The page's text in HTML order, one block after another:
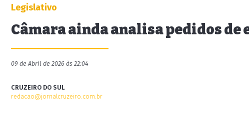
Legislativo
Câmara ainda analisa pedidos
09 de Abril de 2026 às 22:04
CRUZEIRO DO SUL
redacao@jornalcruzeiro.com.br